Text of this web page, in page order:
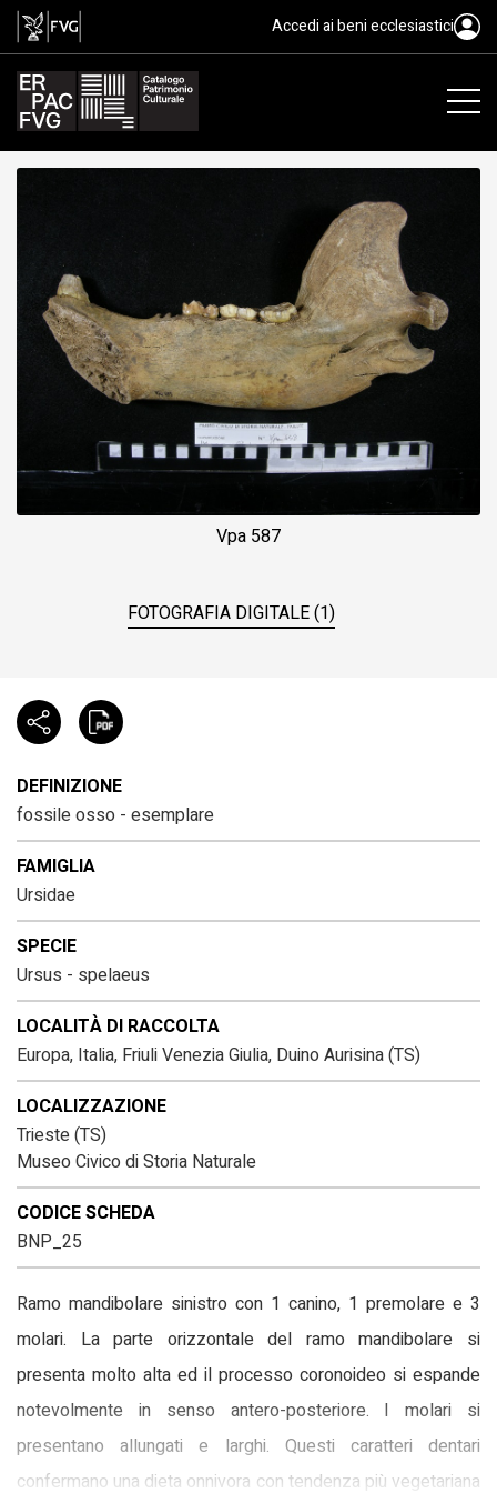
fossile, Animalia, Mammalia,
Accedi ai beni ecclesiastici
Vpa 587
FOTOGRAFIA DIGITALE (1)
DEFINIZIONE
fossile osso - esemplare
FAMIGLIA
Ursidae
SPECIE
Ursus - spelaeus
LOCALITÀ DI RACCOLTA
Europa, Italia, Friuli Venezia Giulia, Duino Aurisina (TS)
LOCALIZZAZIONE
Trieste (TS)
Museo Civico di Storia Naturale
CODICE SCHEDA
BNP_25
Ramo mandibolare sinistro con 1 canino, 1 premolare e 3
molari. La parte orizzontale del ramo mandibolare si
presenta molto alta ed il processo coronoideo si espande
notevolmente in senso antero-posteriore. I molari si
presentano allungati e larghi. Questi caratteri dentari
confermano una dieta onnivora con tendenza più vegetariana